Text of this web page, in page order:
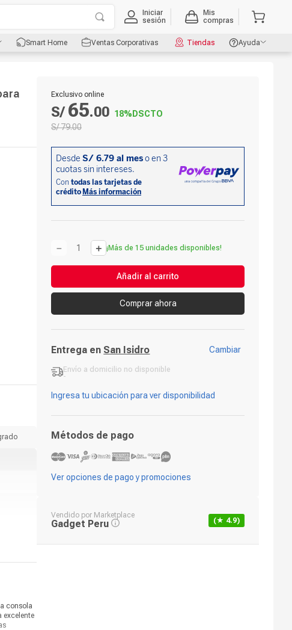
Iniciar
sesión
Mis
compras
Smart Home Ventas Corporativas Tiendas
Ayuda
consola
excelente
Exclusivo online
S/ 65.00 18% DSCTO
S/79.00
＋
－ ¡Más de 15 unidades disponibles!
Añadir al carrito
Comprar ahora
Entrega en San Isidro Cambiar
Envío a domicilio no disponible
-
Ingresa tu ubicación para ver disponibilidad
Métodos de pago
Ver opciones de pago y promociones
Vendido por Marketplace
Gadget Peru (★ 4.9)